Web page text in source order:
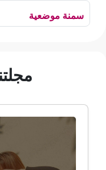
سمنة موضعية
ألم وعائي وجهي
ضمور عصبي ألمي